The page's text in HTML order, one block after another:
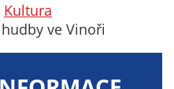
Kultura
ve Vinoři